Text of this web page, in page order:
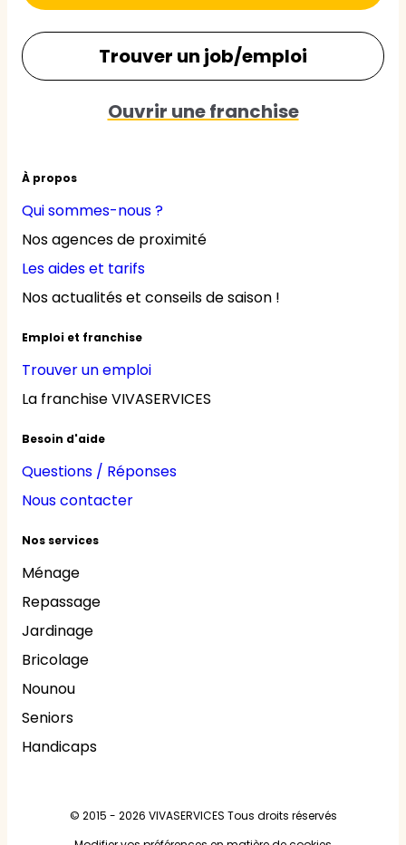
À propos
Qui sommes-nous ?
Nos agences de proximité
Les aides et tarifs
Nos actualités et conseils de saison !
Emploi et franchise
Trouver un emploi
La franchise VIVASERVICES
Besoin d'aide
Questions / Réponses
Nous contacter
Nos services
Ménage
Repassage
Jardinage
Bricolage
Nounou
Seniors
Handicaps
Trouver un job/emploi
Ouvrir une franchise
© 2015 - 2026 VIVASERVICES Tous droits réservés